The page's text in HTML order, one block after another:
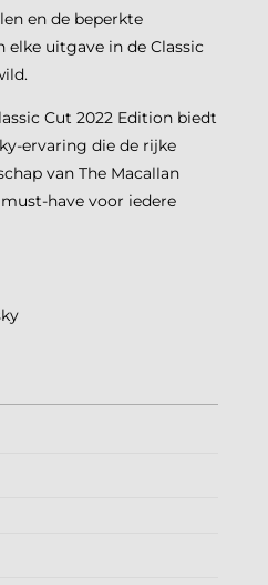
en de beperkte
elke uitgave in de Classic
Cut 2022 Edition biedt
ervaring die de rijke
van The Macallan
have voor iedere